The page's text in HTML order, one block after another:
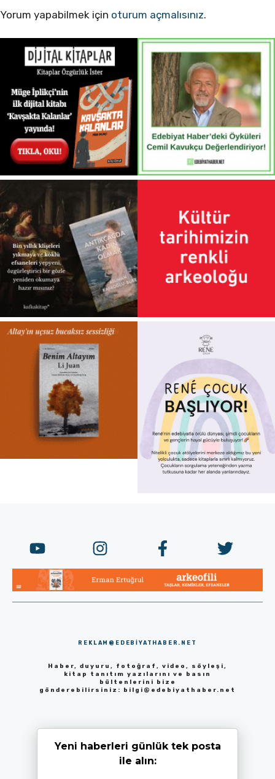
Yorum yapabilmek için oturum açmalısınız.
REKLAM@EDEBIYATHABER.NET
Haber, duyuru, fotoğraf, video, söyleşi,
kitap tanıtım yazılarını ve basın
bültenlerini bize
gönderebilirsiniz: bilgi@edebiyathaber.net
Yeni haberleri günlük tek posta
ile alın: